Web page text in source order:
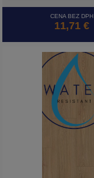
CENA BEZ DPH
11,71 €